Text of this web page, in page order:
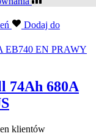
Dodaj do
74Ah 680A
klientów